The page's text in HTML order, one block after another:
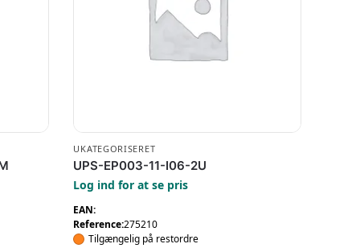
UKATEGORISERET
UPS-EP003-11-I06-2U
Log ind for at se pris
EAN:
Reference:275210
Tilgængelig på restordre